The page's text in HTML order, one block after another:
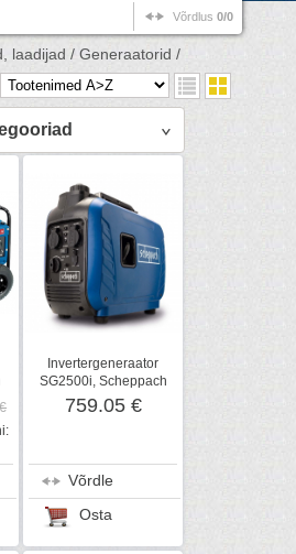
Võrdlus 0/0
laadijad / Generaatorid /
Invertergeneraator
SG2500i, Scheppach
759.05 €
Võrdle
Osta